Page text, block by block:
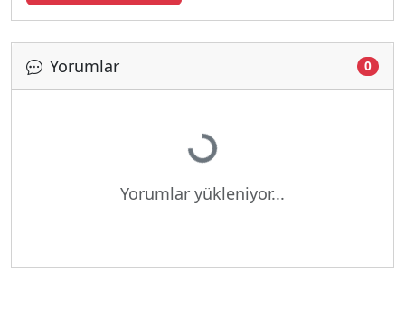
Yorumlar 0
Yükleniyor...
Yorumlar yükleniyor...